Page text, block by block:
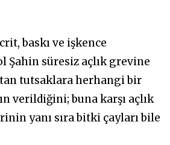
baskı ve işkence
Şahin süresiz açlık grevine
tutsaklara herhangi bir
verildiğini; buna karşı açlık
yanı sıra bitki çayları bile